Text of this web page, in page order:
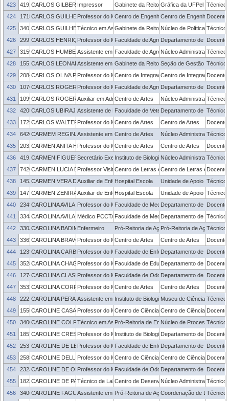
423 419143CARLOS GILBERTO COSTA DA SILVA
Impressor Gabinete da ReitoriaGráfica da UFPel
Técnico
424
1715436CARLOS GUILHERME DA COSTA NEVES
Professor do Magistério Superior
Centro de EngenhariasCentro de Engenharias
Docente
425
3401961CARLOS GUILHERME MADEIRATécnico em Assuntos Educacionais
Gabinete da ReitoriaNúcleo de Políticas deTécnico
426
2997390CARLOS HENRIQUE SILVEIRA RABELO
Professor do Magistério Superior
Faculdade de Agronomia Eliseu Maciel
Departamento de Fitotecnia
Docente
427
3159272CARLOS HUMBERTO SAUCEDO DA SILVA JÚNIOR
Assistente em AdministraçãoFaculdade de Agronomia Eliseu Maciel
Núcleo Administrativo -Técnico
428
1551857CARLOS LEONARDO CAVALHEIRO HUCK
Assistente em Administração
Gabinete da ReitoriaSeção de Gestão deTécnico
429
2084458CARLOS OLIVA PRETTOProfessor do Magistério Superior
Centro de Integração do Mercosul
Centro de Integração do
Docente
430
1076783CARLOS ROGERIO MAUCHProfessor do Magistério Superior
Faculdade de Agronomia Eliseu Maciel
Departamento de Fitotecnia
Docente
431
1099709CARLOS ROGERIO ZIEBELLAuxiliar em Administração
Centro de Artes Núcleo Administrativo - CA
Técnico
432
420525CARLOS UBIRAJARA SANTOS BRIAO
Assistente de LaboratórioFaculdade de VeterináriaDepartamento de Técnico
433
1729806CARLOS WALTER ALVES SOARES
Professor do Magistério Superior
Centro de Artes Centro de Artes
Docente
434
6420788CARMEM REGINA SILVEIRA NOGUEIRA
Assistente em Administração
Centro de Artes Núcleo Administrativo - CA
Técnico
435
2031318CARMEN ANITA HOFFMANNProfessor do Magistério Superior
Centro de Artes Centro de Artes
Docente
436
419178CARMEN FIGUEREDO ALVES
Secretário ExecutivoInstituto de BiologiaNúcleo Administrativo - IB
Técnico
437
7420090CARMEN LUCIA BARRETO MATZENAUER
Professor VisitanteCentro de Letras e Comunicação
Centro de Letras eDocente
438
1453431CARMEN VERA DOMINGUES DA SILVA
Auxiliar de EnfermagemHospital Escola Unidade de Apoio aoTécnico
439
1477201CARMEN ZENIRA DE MELO PELEGRINOTTI
Auxiliar de EnfermagemHospital Escola Unidade de Apoio aoTécnico
440
2343117CAROLINA AVILA VIANNAProfessor do Magistério Superior
Faculdade de MedicinaDepartamento de Clínica
Docente
441
3343117CAROLINA AVILA VIANNAMédico PCCTAEFaculdade de MedicinaDepartamento de Clínica
Técnico
442
3303595CAROLINA BADIM DE OLIVEIRA
Enfermeiro Pró-Reitoria de Ações Afirmativas e Equidade
Pró-Reitoria de AçõesTécnico
443
3363132CAROLINA BRAVO PILLONProfessor do Magistério Superior
Centro de Artes Centro de Artes
Docente
444
1233919CAROLINA CARBONELL DEMORIProfessor do Magistério Superior
Faculdade de EnfermagemDepartamento de Docente
445
3528603CAROLINA CHAGAS SCHNEIDERProfessor do Magistério Superior
Faculdade de EducaçãoDepartamento de Ensino
Docente
446
1274392CAROLINA CLASEN VIEIRAProfessor do Magistério Superior
Faculdade de OdontologiaDepartamento de
Docente
447
3533099CAROLINA CORRÊA ROCHEFORT
Professor do Magistério Superior
Centro de Artes Centro de Artes
Docente
448
2221536CAROLINA PERAÇA SILVEIRAAssistente em Administração
Instituto de BiologiaMuseu de CiênciasTécnico
449
1555161CAROLINE CASALIProfessor do Magistério Superior
Centro de Ciências Socio-Organizacionais
Centro de Ciências Socio-
Docente
450
3400844CAROLINE COI ROSATécnico em Assuntos Educacionais
Pró-Reitoria de EnsinoNúcleo de ProcessosTécnico
451
1857729CAROLINE CRESPO DA COSTAProfessor do Magistério Superior
Instituto de BiologiaDepartamento de
Docente
452
2537517CAROLINE DE LEON LINCKProfessor do Magistério Superior
Faculdade de EnfermagemDepartamento de Docente
453
2583077CAROLINE DELLINGHAUSEN BORGES
Professor do Magistério Superior
Centro de Ciências Químicas, Farmacêuticas
Centro de CiênciasDocente
454
2323443CAROLINE DE OLIVEIRA LANGLOIS
Professor do Magistério Superior
Faculdade de OdontologiaDepartamento de
Docente
455
1823773CAROLINE DE PAULA LOPES CORRÊA
Técnico de LaboratórioCentro de Desenvolvimento Tecnológico
Núcleo Administrativo -
Técnico
456
3406496CAROLINE FAGUNDES SILVEIRA
Assistente em AdministraçãoPró-Reitoria de Ações Afirmativas e Equidade
Coordenação de
Técnico